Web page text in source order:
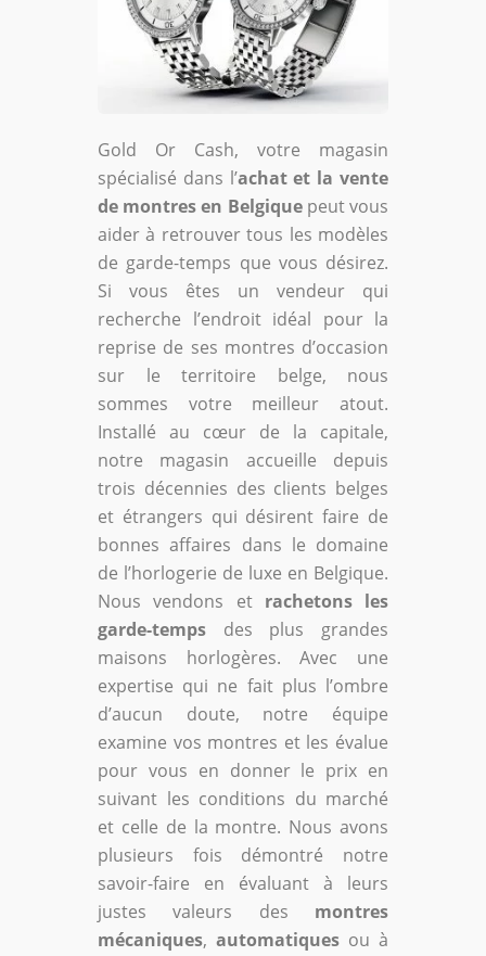
Gold Or Cash, votre magasin
spécialisé dans l’achat et la vente
de montres en Belgiquepeut vous
aider à retrouver tous les modèles
de garde-temps que vous désirez.
Si vous êtes un vendeur qui
recherche l’endroit idéal pour la
reprise de ses montres d’occasion
sur le territoire belge, nous
sommes votre meilleur atout.
Installé au cœur de la capitale,
notre magasin accueille depuis
trois décennies des clients belges
et étrangers qui désirent faire de
bonnes affaires dans le domaine
de l’horlogerie de luxe en Belgique.
Nous vendons et rachetons les
garde-temps des plus grandes
maisons horlogères. Avec une
expertise qui ne fait plus l’ombre
d’aucun doute, notre équipe
examine vos montres et les évalue
pour vous en donner le prix en
suivant les conditions du marché
et celle de la montre. Nous avons
plusieurs fois démontré notre
savoir-faire en évaluant à leurs
justes valeurs des montres
mécaniques, automatiques ou à